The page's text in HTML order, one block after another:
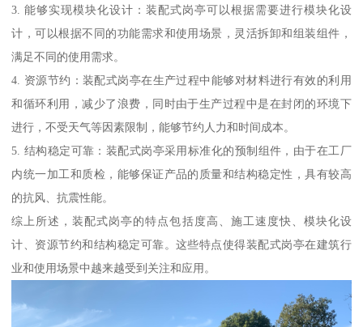
3. 能够实现模块化设计：装配式岗亭可以根据需要进行模块化设
计，可以根据不同的功能需求和使用场景，灵活拆卸和组装组件，
满足不同的使用需求。
4. 资源节约：装配式岗亭在生产过程中能够对材料进行有效的利用
和循环利用，减少了浪费，同时由于生产过程中是在封闭的环境下
进行，不受天气等因素限制，能够节约人力和时间成本。
5. 结构稳定可靠：装配式岗亭采用标准化的预制组件，由于在工厂
内统一加工和质检，能够保证产品的质量和结构稳定性，具有较高
的抗风、抗震性能。
综上所述，装配式岗亭的特点包括度高、施工速度快、模块化设
计、资源节约和结构稳定可靠。这些特点使得装配式岗亭在建筑行
业和使用场景中越来越受到关注和应用。